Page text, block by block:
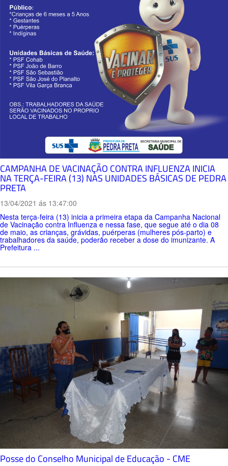
CAMPANHA DE VACINAÇÃO CONTRA INFLUENZA INICIA
NA TERÇA-FEIRA (13) NAS UNIDADES BÁSICAS DE PEDRA
PRETA
13/04/2021 ás 13:47:00
Nesta terça-feira (13) inicia a primeira etapa da Campanha Nacional
de Vacinação contra Influenza e nessa fase, que segue até o dia 08
de maio, as crianças, grávidas, puérperas (mulheres pós-parto) e
trabalhadores da saúde, poderão receber a dose do imunizante. A
Prefeitura ...
Posse do Conselho Municipal de Educação - CME